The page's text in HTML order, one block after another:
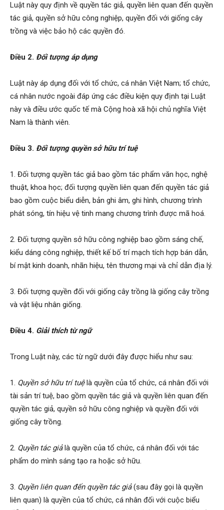
Luật này quy định về quyền tác giả, quyền liên quan đến quyền
tác giả, quyền sở hữu công nghiệp, quyền đối với giống cây
trồng và việc bảo hộ các quyền đó.
Điều 2. Đối tượng áp dụng
Luật này áp dụng đối với tổ chức, cá nhân Việt Nam; tổ chức,
cá nhân nước ngoài đáp ứng các điều kiện quy định tại Luật
này và điều ước quốc tế mà Cộng hoà xã hội chủ nghĩa Việt
Nam là thành viên.
Điều 3. Đối tượng quyền sở hữu trí tuệ
1. Đối tượng quyền tác giả bao gồm tác phẩm văn học, nghệ
thuật, khoa học; đối tượng quyền liên quan đến quyền tác giả
bao gồm cuộc biểu diễn, bản ghi âm, ghi hình, chương trình
phát sóng, tín hiệu vệ tinh mang chương trình được mã hoá.
2. Đối tượng quyền sở hữu công nghiệp bao gồm sáng chế,
kiểu dáng công nghiệp, thiết kế bố trí mạch tích hợp bán dẫn,
bí mật kinh doanh, nhãn hiệu, tên thương mại và chỉ dẫn địa lý.
3. Đối tượng quyền đối với giống cây trồng là giống cây trồng
và vật liệu nhân giống.
Điều 4. Giải thích từ ngữ
Trong Luật này, các từ ngữ dưới đây được hiểu như sau:
1. Quyền sở hữu trí tuệlà quyền của tổ chức, cá nhân đối với
tài sản trí tuệ, bao gồm quyền tác giả và quyền liên quan đến
quyền tác giả, quyền sở hữu công nghiệp và quyền đối với
giống cây trồng.
2. Quyền tác giảlà quyền của tổ chức, cá nhân đối với tác
phẩm do mình sáng tạo ra hoặc sở hữu.
3. Quyền liên quan đến quyền tác giả(sau đây gọi là quyền
liên quan) là quyền của tổ chức, cá nhân đối với cuộc biểu